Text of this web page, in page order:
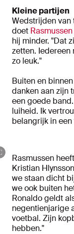
Kleine partijen
Wedstrijden van
doet Rasmussen
hij minder. "Dat
zetten. Iedereen
zo leuk."
Buiten en
danken aan zijn
een goede
luiheid. Ik
belangrijk in
Rasmussen
Kristian
we staan dicht
we ook buiten
Ronaldo geldt
negentienjarige
voetbal. Zijn
hebben."